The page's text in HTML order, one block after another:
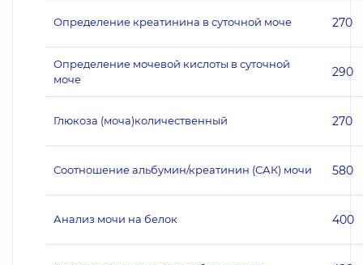
Определение креатинина в суточной моче 270
Определение мочевой кислоты в суточной
моче
290
Глюкоза (моча)количественный 270
Соотношение альбумин/креатинин (САК) мочи 580
Анализ мочи на белок 400